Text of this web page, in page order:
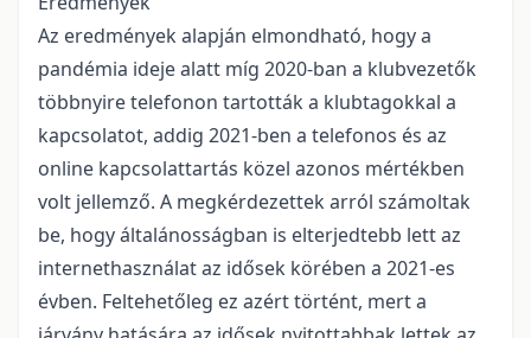
Az eredmények alapján elmondható, hogy a
pandémia ideje alatt míg 2020-ban a klubvezetők
többnyire telefonon tartották a klubtagokkal a
kapcsolatot, addig 2021-ben a telefonos és az
online kapcsolattartás közel azonos mértékben
volt jellemző. A megkérdezettek arról számoltak
be, hogy általánosságban is elterjedtebb lett az
internethasználat az idősek körében a 2021-es
évben. Feltehetőleg ez azért történt, mert a